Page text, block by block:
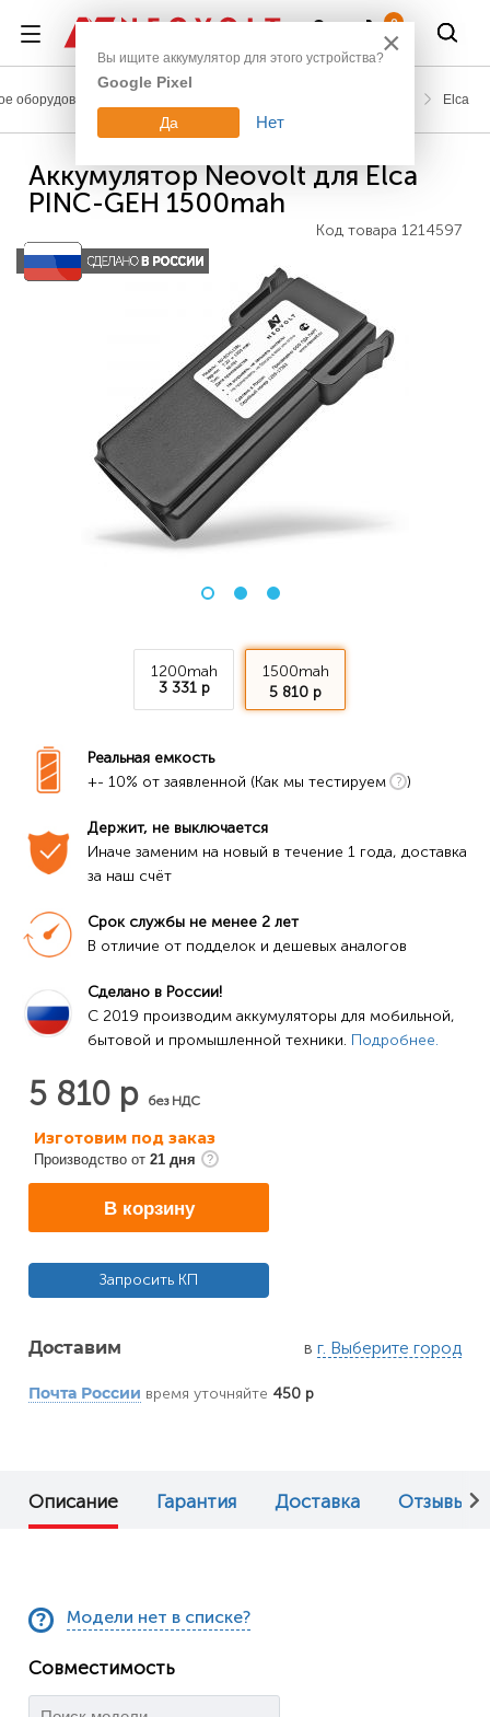
0
оборудование Elca
Аккумулятор Neovolt для Elca
PINC-GEH 1500mah
Код товара 1214597
1200mah
3 331 р
1500mah
5 810 р
Реальная емкость
+- 10% от заявленной (Как мы тестируем
)
Держит, не выключается
Иначе заменим на новый в течение 1 года, доставка
за наш счёт
Срок службы не менее 2 лет
В отличие от подделок и дешевых аналогов
Сделано в России!
C 2019 производим аккумуляторы для мобильной,
бытовой и промышленной техники. Подробнее.
5 810 р без НДС
Изготовим под заказ
Производство от 21 дня
В корзину
Запросить КП
Доставим в г. Выберите город
Почта России время уточняйте 450 р
Описание Гарантия Доставка Отзывы (0)
Модели нет в списке?
Совместимость
×
Вы ищите аккумулятор для этого устройства?
Google Pixel
Да Нет